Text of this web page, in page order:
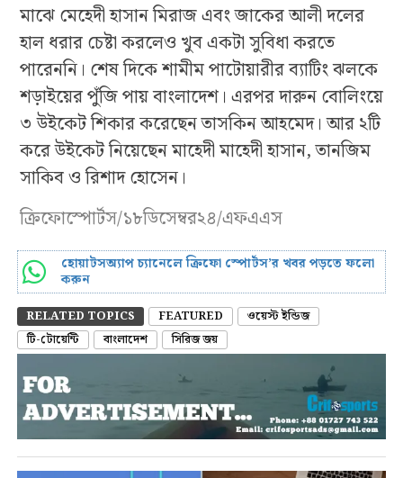
মাঝে মেহেদী হাসান মিরাজ এবং জাকের আলী দলের
হাল ধরার চেষ্টা করলেও খুব একটা সুবিধা করতে
পারেননি। শেষ দিকে শামীম পাটোয়ারীর ব্যাটিং ঝলকে
শড়াইয়ের পুঁজি পায় বাংলাদেশ। এরপর দারুন বোলিংয়ে
৩ উইকেট শিকার করেছেন তাসকিন আহমেদ। আর ২টি
করে উইকেট নিয়েছেন মাহেদী মাহেদী হাসান, তানজিম
সাকিব ও রিশাদ হোসেন।
ক্রিফোস্পোর্টস/১৮ডিসেম্বর২৪/এফএএস
হোয়াটসঅ্যাপ চ্যানেলে ক্রিফো স্পোর্টস’র খবর পড়তে ফলো
করুন
RELATED TOPICS FEATURED
ওয়েস্ট ইন্ডিজ
টি-টোয়েন্টি
বাংলাদেশ সিরিজ জয়